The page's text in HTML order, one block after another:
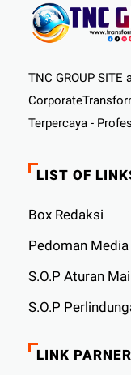
TNC GROUP
Terpercaya -
LIST OF
Box Redaksi
Pedoman Media
S.O.P Aturan
S.O.P
LINK